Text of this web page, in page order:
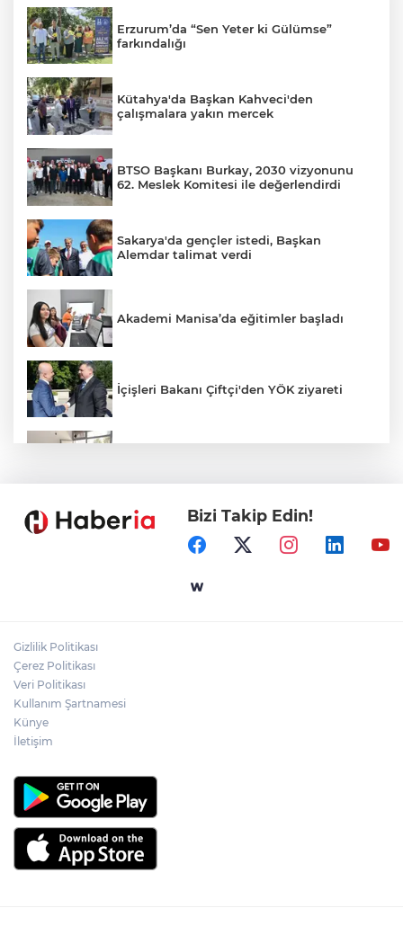
Erzurum’da “Sen Yeter ki Gülümse”
farkındalığı
Kütahya'da Başkan Kahveci'den
çalışmalara yakın mercek
BTSO Başkanı Burkay, 2030 vizyonunu
62. Meslek Komitesi ile değerlendirdi
Sakarya'da gençler istedi, Başkan
Alemdar talimat verdi
Akademi Manisa’da eğitimler başladı
İçişleri Bakanı Çiftçi'den YÖK ziyareti
Mersin’de yaz sıcaklarına limonlu serinlik
Temmuz'da 107 bin gıda denetimine 250
Bizi Takip Edin!
Gizlilik Politikası
Çerez Politikası
Veri Politikası
Kullanım Şartnamesi
Künye
İletişim